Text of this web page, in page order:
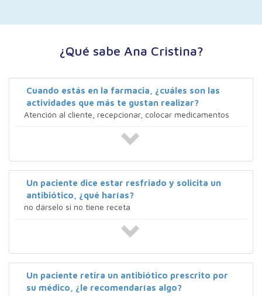
¿Qué sabe Ana Cristina?
Cuando estás en la farmacia, ¿cuáles son las
actividades que más te gustan realizar?
Atención al cliente, recepcionar, colocar medicamentos
Un paciente dice estar resfriado y solicita un
antibiótico, ¿qué harías?
no dárselo si no tiene receta
Un paciente retira un antibiótico prescrito por
su médico, ¿le recomendarías algo?